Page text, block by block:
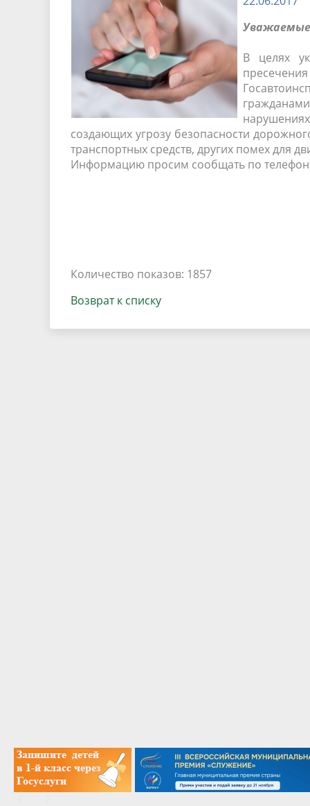
Песни о городе
Градостроительная деятельность
условий труда
Координационные и совещательные
органы
Результаты проверок
В целях
создающих угрозу безопасности
транспортных средств, других помех для
Информацию просим сообщать по
Количество показов: 1857
Возврат к списку